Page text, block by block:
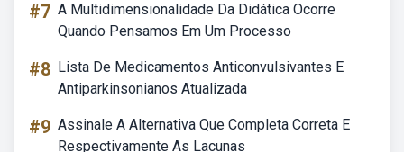
#7 A Multidimensionalidade Da Didática Ocorre
Quando Pensamos Em Um Processo
#8 Lista De Medicamentos Anticonvulsivantes E
Antiparkinsonianos Atualizada
#9 Assinale A Alternativa Que Completa Correta E
Respectivamente As Lacunas